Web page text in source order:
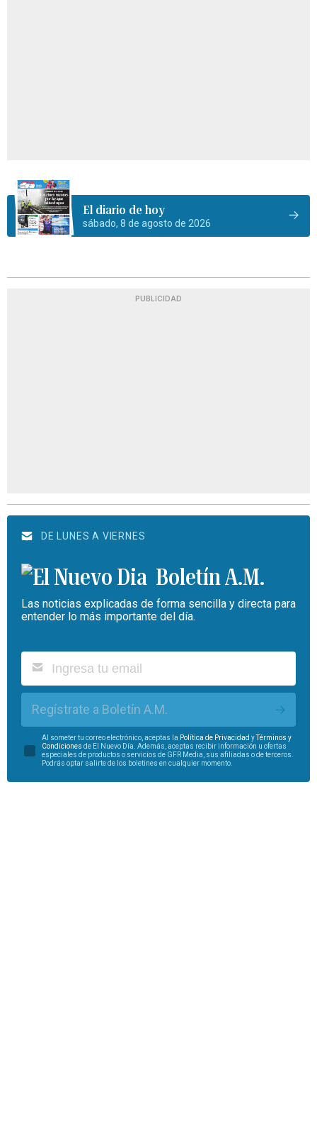
El diario de hoy
sábado, 8 de agosto de 2026
PUBLICIDAD
DE LUNES A VIERNES
Boletín A.M.
Las noticias explicadas de forma sencilla y directa para
entender lo más importante del día.
Regístrate a Boletín A.M.
Al someter tu correo electrónico, aceptas la Política de Privacidad yTérminos y
Condiciones de El Nuevo Día. Además, aceptas recibir información u ofertas
especiales de productos o servicios de GFR Media, sus afiliadas o de terceros.
Podrás optar salirte de los boletines en cualquier momento.